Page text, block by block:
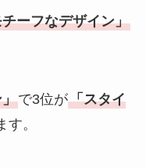
ーフなデザイン」
で3位が「スタイ
す。